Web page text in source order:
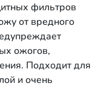
фильтров
от вредного
ожогов,
Подходит для
и очень